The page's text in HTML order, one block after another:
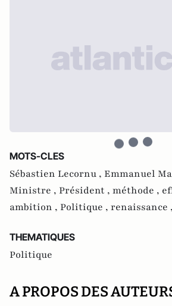
MOTS-CLES
Sébastien Lecornu , Emmanuel
Ministre , Président , méthode ,
ambition , Politique , renaissance ,
THEMATIQUES
Politique
A PROPOS DES